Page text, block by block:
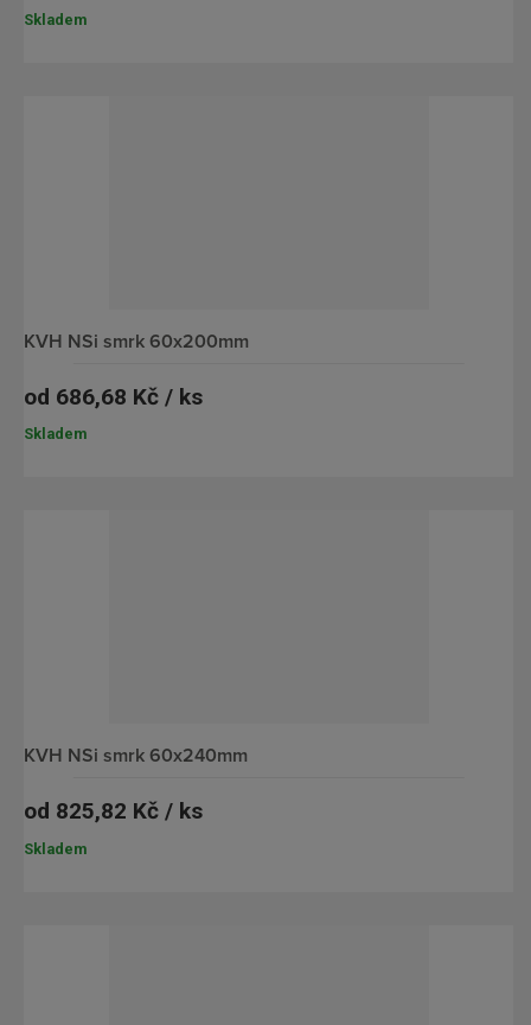
Skladem
KVH NSi smrk 60x200mm
od 686,68 Kč / ks
Skladem
KVH NSi smrk 60x240mm
od 825,82 Kč / ks
Skladem